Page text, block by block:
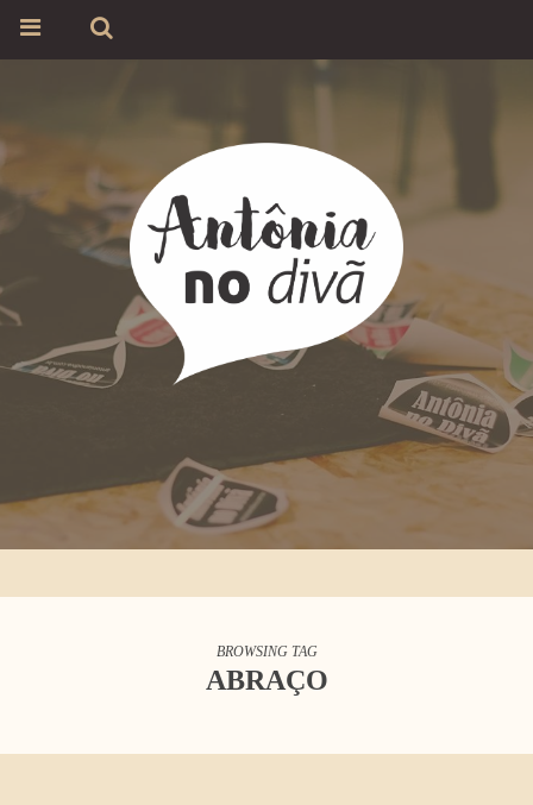
BROWSING TAG
ABRAÇO